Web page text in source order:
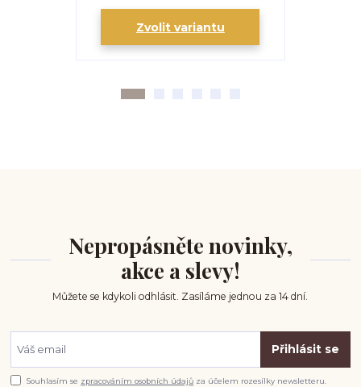
Zvolit variantu
Nepropásněte novinky,
akce a slevy!
Můžete se kdykoli odhlásit. Zasíláme jednou za 14 dní.
Přihlásit se
Souhlasím se zpracováním osobních údajů za účelem rozesílky newsletteru.